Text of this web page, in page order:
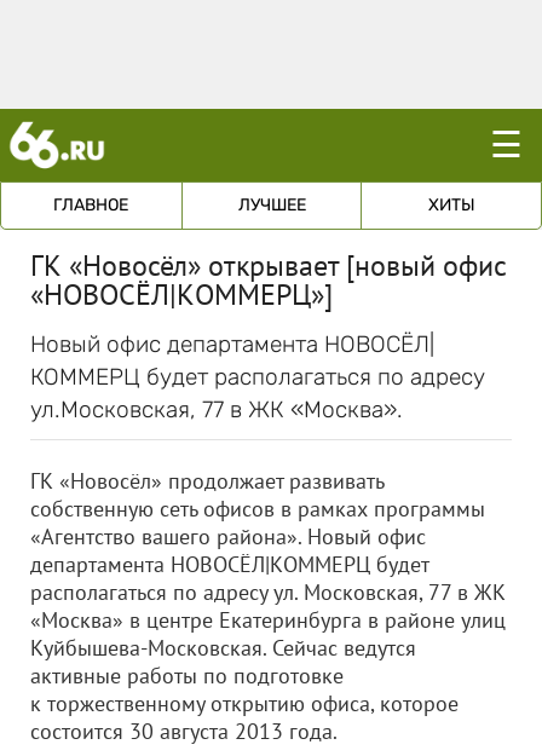
☰
ГЛАВНОЕ ЛУЧШЕЕ ХИТЫ
ГК «Новосёл» открывает [новый офис
«НОВОСЁЛ|КОММЕРЦ»]
Новый офис департамента НОВОСЁЛ|
КОММЕРЦ будет располагаться по адресу
ул.Московская, 77 в ЖК «Москва».
ГК «Новосёл» продолжает развивать
собственную сеть офисов в рамках программы
«Агентство вашего района». Новый офис
департамента НОВОСЁЛ|КОММЕРЦ будет
располагаться по адресу ул. Московская, 77 в ЖК
«Москва» в центре Екатеринбурга в районе улиц
Куйбышева-Московская. Сейчас ведутся
активные работы по подготовке
к торжественному открытию офиса, которое
состоится 30 августа 2013 года.